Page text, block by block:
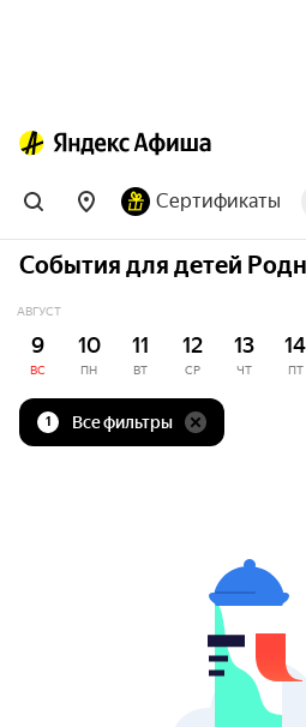
Сертификаты
События для детей
АВГУСТ
9
ВС
10
ПН
11
ВТ
12
СР
13
ЧТ
14
ПТ
1 Все фильтры